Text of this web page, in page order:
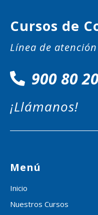
Cursos de
Línea de
900 80
¡Llámanos!
Menú
Inicio
Nuestros Cursos